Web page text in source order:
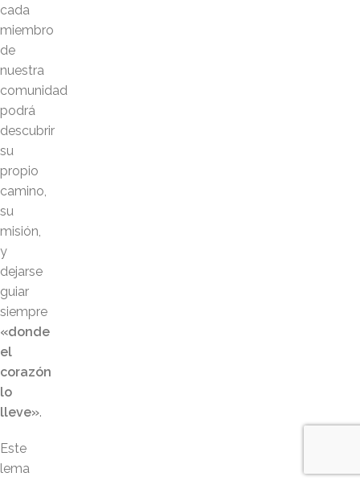
cada
miembro
de
nuestra
comunidad
podrá
descubrir
su
propio
camino,
su
misión,
y
dejarse
guiar
siempre
«donde
el
corazón
lo
lleve».
Este
lema